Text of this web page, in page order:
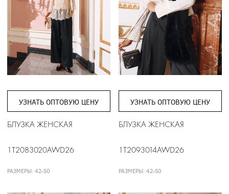
УЗНАТЬ ОПТОВУЮ ЦЕНУ
БЛУЗКА ЖЕНСКАЯ
1T2083020AWD26
РАЗМЕРЫ: 42-50
УЗНАТЬ ОПТОВУЮ ЦЕНУ
БЛУЗКА ЖЕНСКАЯ
1T2093014AWD26
РАЗМЕРЫ: 42-50